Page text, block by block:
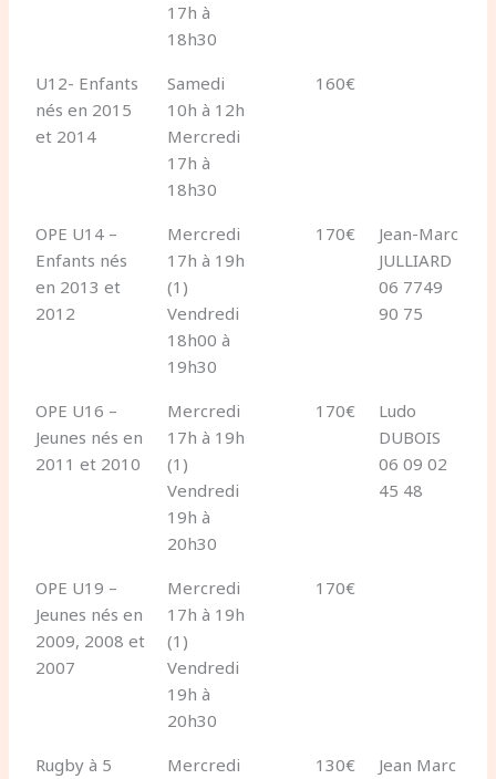
17h à
18h30
U12- Enfants
nés en 2015
et 2014
Samedi
10h à 12h
Mercredi
17h à
18h30
160€
OPE U14 –
Enfants nés
en 2013 et
2012
Mercredi
17h à 19h
(1)
Vendredi
18h00 à
19h30
170€
Jean-Marc
JULLIARD
06 7749
90 75
OPE U16 –
Jeunes nés en
2011 et 2010
Mercredi
17h à 19h
(1)
Vendredi
19h à
20h30
170€
Ludo
DUBOIS
06 09 02
45 48
OPE U19 –
Jeunes nés en
2009, 2008 et
2007
Mercredi
17h à 19h
(1)
Vendredi
19h à
20h30
170€
Rugby à 5
Mercredi
130€
Jean Marc